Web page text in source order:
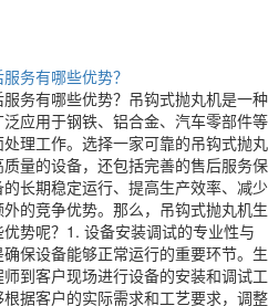
务有哪些优势？
务有哪些优势？吊钩式抛丸机是一种
应用于钢铁、铝合金、汽车零部件等
理工作。选择一家可靠的吊钩式抛丸
量的设备，还包括完善的售后服务保
长期稳定运行、提高生产效率、减少
的竞争优势。那么，吊钩式抛丸机生
势呢？1. 设备安装调试的专业性与
保设备能够正常运行的重要环节。生
到客户现场进行设备的安装和调试工
据客户的实际需求和工艺要求，调整